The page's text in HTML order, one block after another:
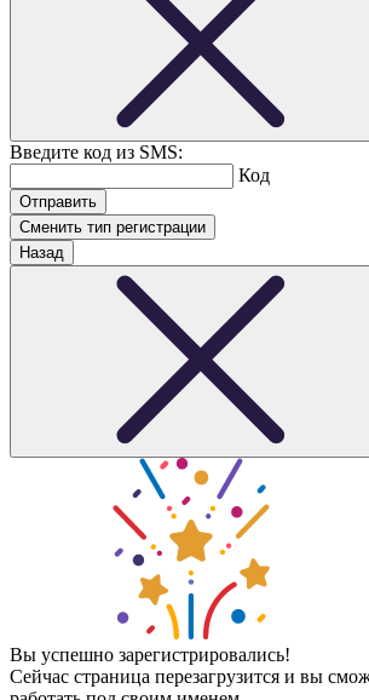
Введите код из SMS:
Код
Сменить тип регистрации
Назад
Вы успешно зарегистрировались!
Сейчас страница перезагрузится и вы